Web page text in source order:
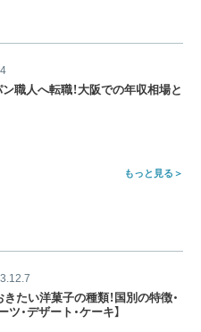
職人へ転職！大阪での年収相場と
もっと見る
きたい洋菓子の種類！国別の特徴・
・デザート・ケーキ】